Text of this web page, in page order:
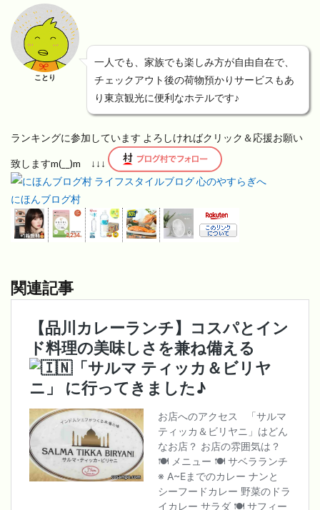
ことり
一人でも、家族でも楽しみ方が自由自在で、
チェックアウト後の荷物預かりサービスもあ
り東京観光に便利なホテルです♪
ランキングに参加しています よろしければクリック＆応援お願い
致しますm(__)m ↓↓↓
にほんブログ村
関連記事